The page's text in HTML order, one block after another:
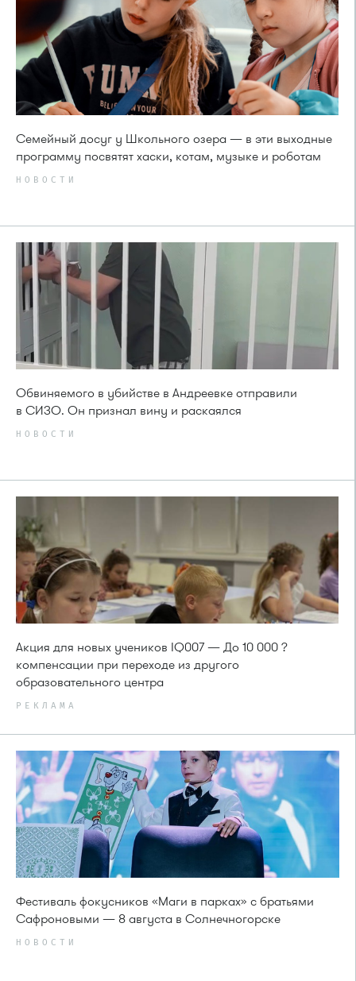
Семейный досуг у Школьного озера — в эти выходные
программу посвятят хаски, котам, музыке и роботам
НОВОСТИ
Обвиняемого в убийстве в Андреевке отправили
в СИЗО. Он признал вину и раскаялся
НОВОСТИ
Акция для новых учеников IQ007 — До 10 000 ?
компенсации при переходе из другого
образовательного центра
РЕКЛАМА
Фестиваль фокусников «Маги в парках» с братьями
Сафроновыми — 8 августа в Солнечногорске
НОВОСТИ